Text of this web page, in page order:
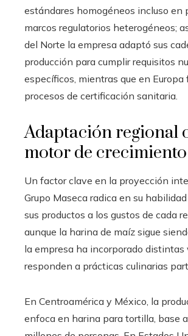
estándares homogéneos incluso en
marcos regulatorios heterogéneos;
del Norte la empresa adaptó sus
producción para cumplir requisitos
específicos, mientras que en Europa
procesos de certificación sanitaria.
Adaptación regional
motor de crecimiento
Un factor clave en la proyección
Grupo Maseca radica en su
sus productos a los gustos de cada
aunque la harina de maíz sigue
la empresa ha incorporado distintas
responden a prácticas culinarias
En Centroamérica y México, la
enfoca en harina para tortilla, base